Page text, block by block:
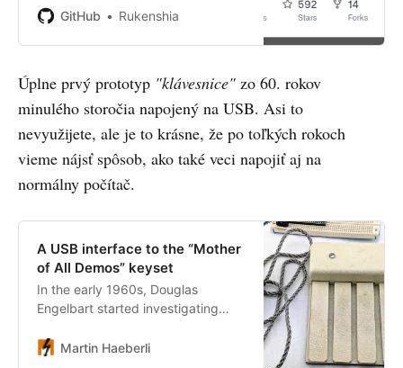
GitHub
Rukenshia
Úplne prvý prototyp "klávesnice" zo 60. rokov
minulého storočia napojený na USB. Asi to
nevyužijete, ale je to krásne, že po toľkých rokoch
vieme nájsť spôsob, ako také veci napojiť aj na
normálny počítač.
A USB interface to the “Mother
of All Demos” keyset
In the early 1960s, Douglas
Engelbart started investigating
human intelligence: “If, in your
Martin Haeberli